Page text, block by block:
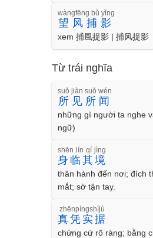
望风捕影
wàngfēng bǔ yǐng
xem 捕風捉影 | 捕风捉影
Từ trái nghĩa
所见所闻
suǒ jiàn suǒ wén
những gì người ta nghe
ngữ)
身临其境
shēn lín qí jìng
thân hành đến nơi; đích
mắt; sờ tận tay.
真凭实据
zhēnpíngshíjù
chứng cứ rõ ràng; bằng